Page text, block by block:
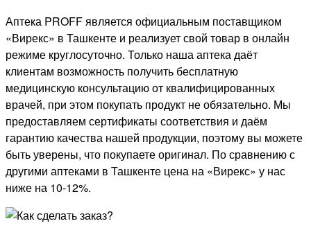
Аптека PROFF является официальным поставщиком
«Вирекс» в Ташкенте и реализует свой товар в онлайн
режиме круглосуточно. Только наша аптека даёт
клиентам возможность получить бесплатную
медицинскую консультацию от квалифицированных
врачей, при этом покупать продукт не обязательно. Мы
предоставляем сертификаты соответствия и даём
гарантию качества нашей продукции, поэтому вы можете
быть уверены, что покупаете оригинал. По сравнению с
другими аптеками в Ташкенте цена на «Вирекс» у нас
ниже на 10-12%.